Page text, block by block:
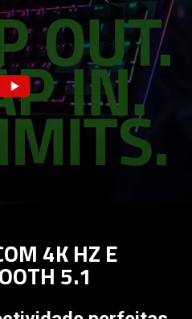
4K HZ E
5.1